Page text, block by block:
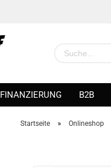
FINANZIERUNG B2B
Startseite » Onlineshop